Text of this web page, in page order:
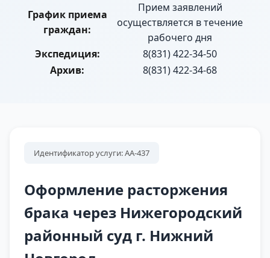
График приема
граждан:
Прием заявлений
осуществляется в течение
рабочего дня
Экспедиция:
8(831) 422-34-50
Архив:
8(831) 422-34-68
Идентификатор услуги: АА-437
Оформление расторжения
брака через Нижегородский
районный суд г. Нижний